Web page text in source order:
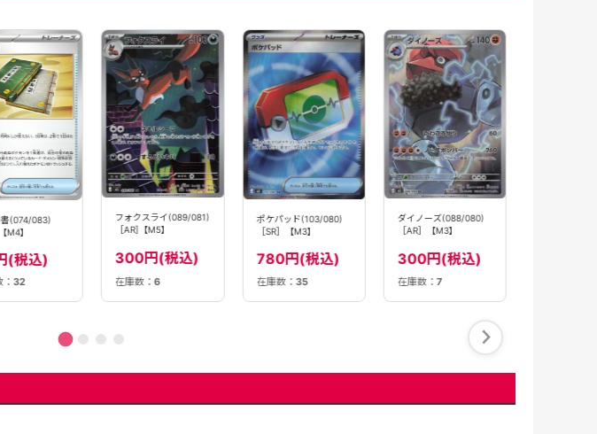
ライ(089/081)
M5】
(税込)
6
ポケパッド(103/080)
［SR］【M3】
780円(税込)
在庫数： 35
ダイノーズ(088/080)
［AR］【M3】
300円(税込)
在庫数： 7
ラランテス
ex(094/081)［SR]
【M5】
480円(税込)
在庫数： 5